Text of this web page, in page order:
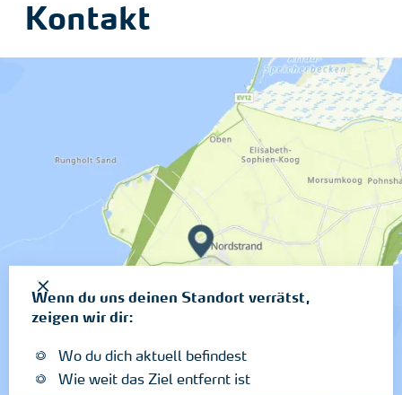
Kontakt
Wenn du uns deinen Standort verrätst,
zeigen wir dir:
Wo du dich aktuell befindest
Wie weit das Ziel entfernt ist